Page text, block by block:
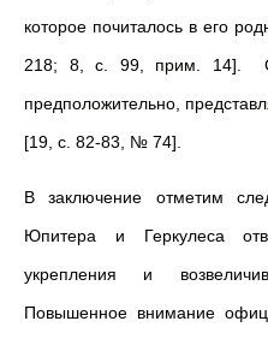
которое почиталось в его
218; 8, с. 99, прим. 14].
предположительно,
[19, с. 82-83, № 74].
В заключение отметим
Юпитера и Геркулеса
укрепления и
Повышенное внимание